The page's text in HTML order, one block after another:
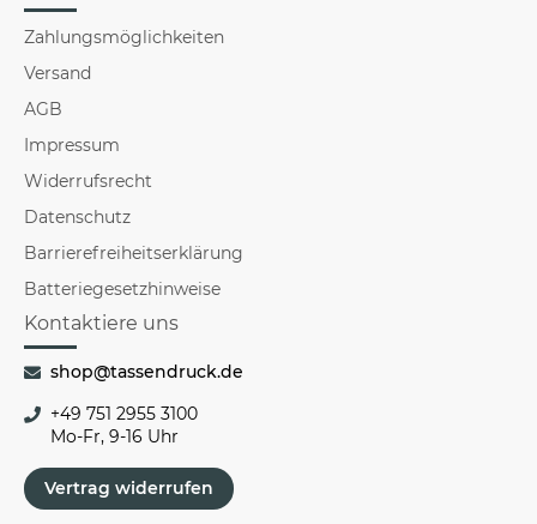
Zahlungsmöglichkeiten
Versand
AGB
Impressum
Widerrufsrecht
Datenschutz
Barrierefreiheitserklärung
Batteriegesetzhinweise
Kontaktiere uns
shop@tassendruck.de
+49 751 2955 3100
Mo-Fr, 9-16 Uhr
Vertrag widerrufen